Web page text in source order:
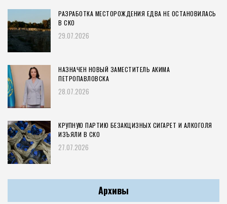
РАЗРАБОТКА МЕСТОРОЖДЕНИЯ ЕДВА НЕ ОСТАНОВИЛАСЬ
В СКО
29.07.2026
НАЗНАЧЕН НОВЫЙ ЗАМЕСТИТЕЛЬ АКИМА
ПЕТРОПАВЛОВСКА
28.07.2026
КРУПНУЮ ПАРТИЮ БЕЗАКЦИЗНЫХ СИГАРЕТ И АЛКОГОЛЯ
ИЗЪЯЛИ В СКО
27.07.2026
Архивы